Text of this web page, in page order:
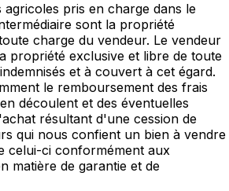
agricoles pris en charge dans le
sont la propriété
charge du vendeur. Le vendeur
propriété exclusive et libre de toute
et à couvert à cet égard.
le remboursement des frais
découlent et des éventuelles
résultant d'une cession de
qui nous confient un bien à vendre
celui-ci conformément aux
matière de garantie et de